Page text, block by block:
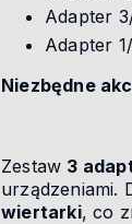
Adapter
Adapter
Niezbędne
Zestaw 3
urządzeniami.
wiertarki, co